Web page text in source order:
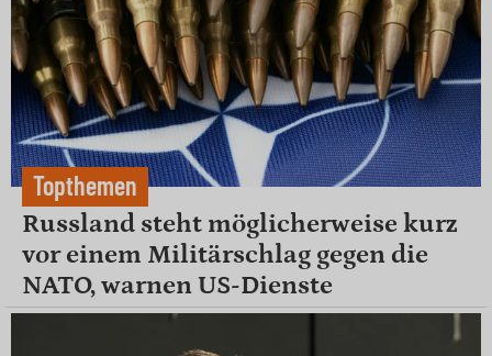
Topthemen
Russland steht möglicherweise kurz
vor einem Militärschlag gegen die
NATO, warnen US-Dienste